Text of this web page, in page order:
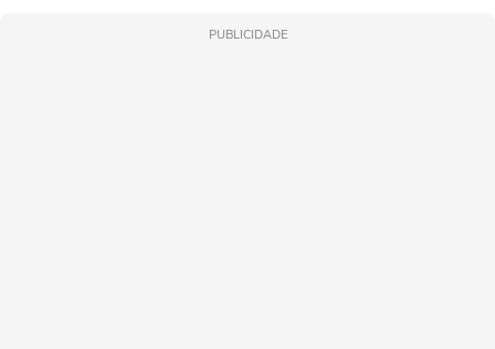
PUBLICIDADE